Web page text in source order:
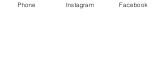
Phone Instagram Facebook